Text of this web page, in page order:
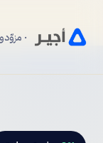
·
الأفراد